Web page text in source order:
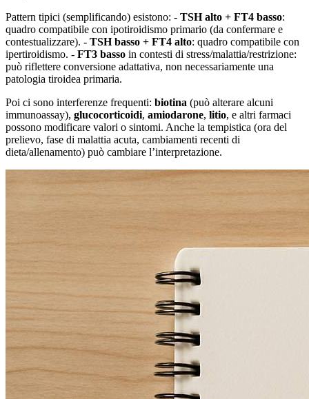
Pattern tipici (semplificando) esistono: - TSH alto + FT4 basso:
quadro compatibile con ipotiroidismo primario (da confermare e
contestualizzare). - TSH basso + FT4 alto: quadro compatibile con
ipertiroidismo. - FT3 basso in contesti di stress/malattia/restrizione:
può riflettere conversione adattativa, non necessariamente una
patologia tiroidea primaria.
Poi ci sono interferenze frequenti: biotina (può alterare alcuni
immunoassay), glucocorticoidi, amiodarone, litio, e altri farmaci
possono modificare valori o sintomi. Anche la tempistica (ora del
prelievo, fase di malattia acuta, cambiamenti recenti di
dieta/allenamento) può cambiare l’interpretazione.